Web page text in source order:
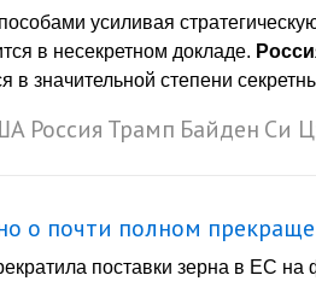
усиливая
в несекретном докладе.
в значительной степени
Россия Трамп Байден Си
о почти полном
поставки зерна в ЕС